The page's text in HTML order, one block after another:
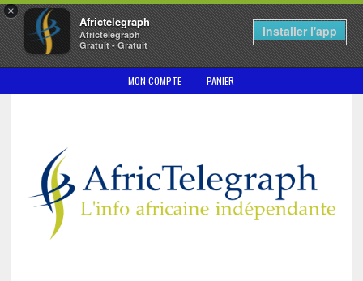
×
Africtelegraph
Africtelegraph
Gratuit - Gratuit
Installer l'app
MON COMPTE PANIER